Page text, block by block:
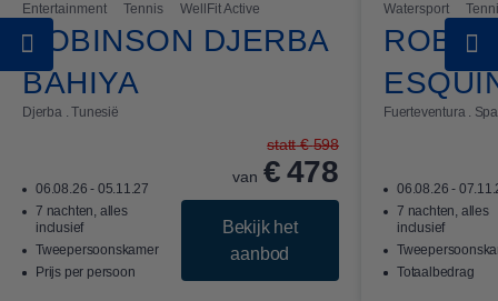
Entertainment Tennis WellFit Active
ROBINSON DJERBA
BAHIYA
Djerba . Tunesië
06.08.26 - 05.11.27
7 nachten, alles
inclusief
Tweepersoonskamer
Prijs per persoon
statt € 598
van €478
Bekijk het
aanbod
Watersport
Fuerteventura .
06.08.26 -
7 nachten, alles
inclusief
Totaalbedrag